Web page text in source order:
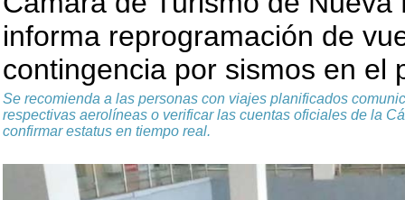
informa reprogramación de
contingencia por sismos en el
Se recomienda a las personas con viajes planificados
respectivas aerolíneas o verificar las cuentas oficiales de la
confirmar estatus en tiempo real.